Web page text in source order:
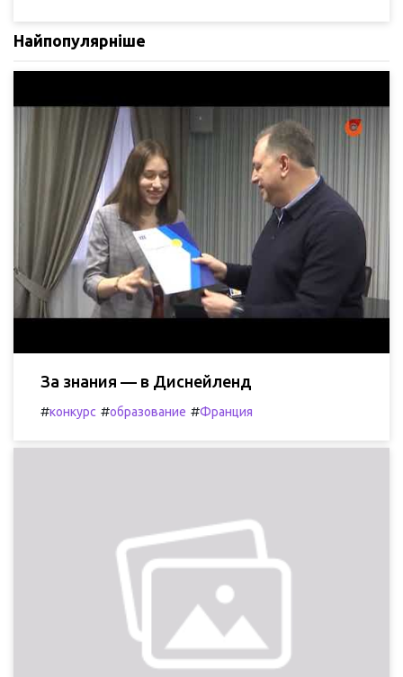
Найпопулярніше
За знания — в Диснейленд
#конкурс #образование #Франция